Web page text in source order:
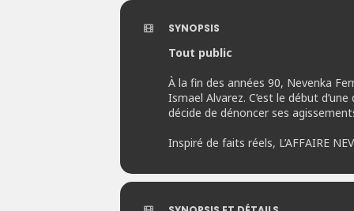
SYNOPSIS
Tout public
À la fin des années 90, Nevenka
Ismael Alvarez. C’est le début
décide de dénoncer ses
Inspiré de faits réels, L’AFFAIRE